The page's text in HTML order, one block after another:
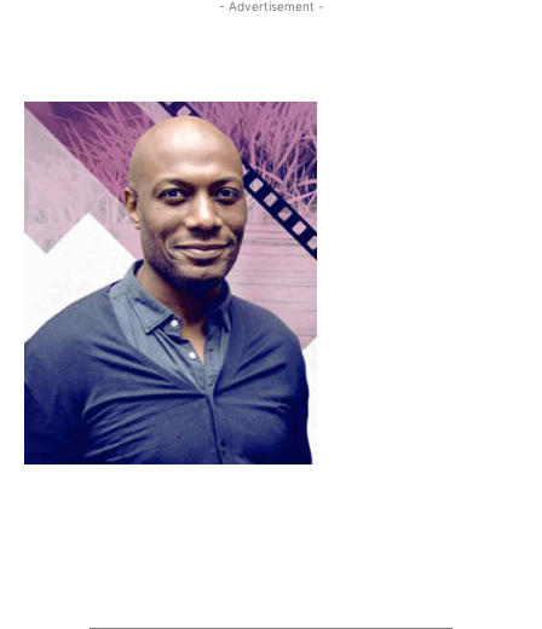
- Advertisement -